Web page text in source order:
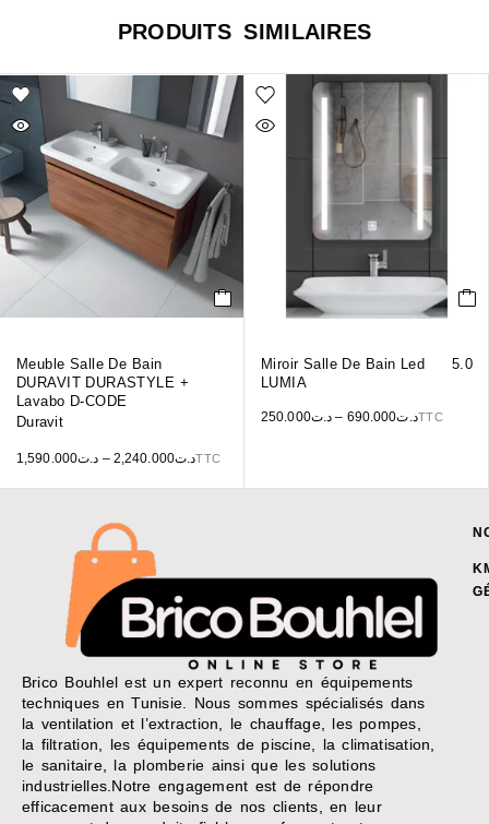
PRODUITS SIMILAIRES
Meuble Salle De Bain
DURAVIT DURASTYLE +
Lavabo D-CODE
Duravit
د.ت1,590.000 – د.ت2,240.000 TTC
Miroir Salle De Bain Led
LUMIA
5.0
د.ت250.000 – د.ت690.000 TTC
Brico Bouhlel est un expert reconnu en équipements
techniques en Tunisie. Nous sommes spécialisés dans
la ventilation et l’extraction, le chauffage, les pompes,
la filtration, les équipements de piscine, la climatisation,
le sanitaire, la plomberie ainsi que les solutions
industrielles.Notre engagement est de répondre
efficacement aux besoins de nos clients, en leur